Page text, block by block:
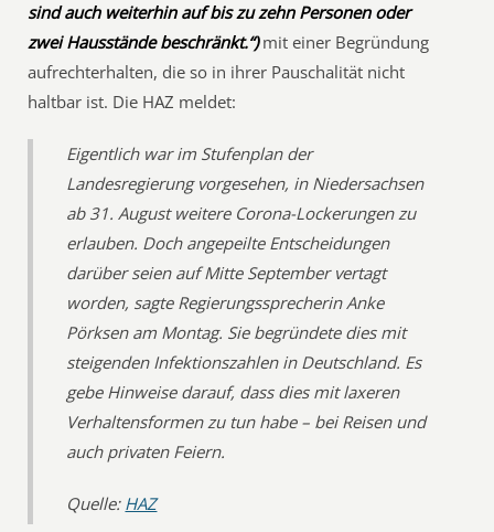
sind auch weiterhin auf bis zu zehn Personen oder
zwei Hausstände beschränkt.“)mit einer Begründung
aufrechterhalten, die so in ihrer Pauschalität nicht
haltbar ist. Die HAZ meldet:
Eigentlich war im Stufenplan der
Landesregierung vorgesehen, in Niedersachsen
ab 31. August weitere Corona-Lockerungen zu
erlauben. Doch angepeilte Entscheidungen
darüber seien auf Mitte September vertagt
worden, sagte Regierungssprecherin Anke
Pörksen am Montag. Sie begründete dies mit
steigenden Infektionszahlen in Deutschland. Es
gebe Hinweise darauf, dass dies mit laxeren
Verhaltensformen zu tun habe – bei Reisen und
auch privaten Feiern.
Quelle: HAZ